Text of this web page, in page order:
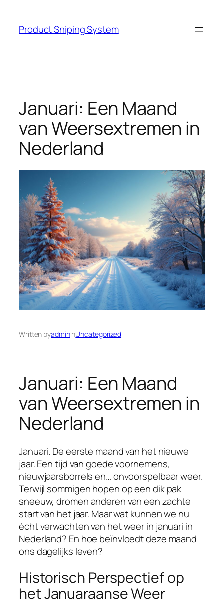
content
Product Sniping System
Januari: Een Maand
van Weersextremen in
Nederland
Written byadmininUncategorized
Januari: Een Maand
van Weersextremen in
Nederland
Januari. De eerste maand van het nieuwe
jaar. Een tijd van goede voornemens,
nieuwjaarsborrels en… onvoorspelbaar weer.
Terwijl sommigen hopen op een dik pak
sneeuw, dromen anderen van een zachte
start van het jaar. Maar wat kunnen we nu
écht verwachten van het weer in januari in
Nederland? En hoe beïnvloedt deze maand
ons dagelijks leven?
Historisch Perspectief op
het Januaraanse Weer